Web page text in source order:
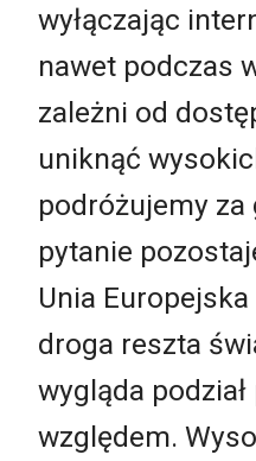
wyłączając
nawet podczas
zależni od
uniknąć
podróżujemy
pytanie
Unia
droga reszta
wygląda
względem.